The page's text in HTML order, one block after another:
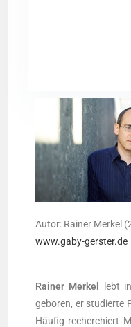
Autor: Rai­ner Mer­kel
www.gaby-gerster.de
Rai­ner Mer­kel
lebt
gebo­ren, er stu­dier­te
Häu­fig recher­chiert